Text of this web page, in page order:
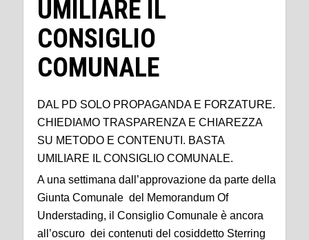
UMILIARE IL
CONSIGLIO
COMUNALE
DAL PD SOLO PROPAGANDA E FORZATURE.
CHIEDIAMO TRASPARENZA E CHIAREZZA
SU METODO E CONTENUTI. BASTA
UMILIARE IL CONSIGLIO COMUNALE.
A una settimana dall’approvazione da parte della
Giunta Comunale del Memorandum Of
Understading, il Consiglio Comunale è ancora
all’oscuro dei contenuti del cosiddetto Sterring